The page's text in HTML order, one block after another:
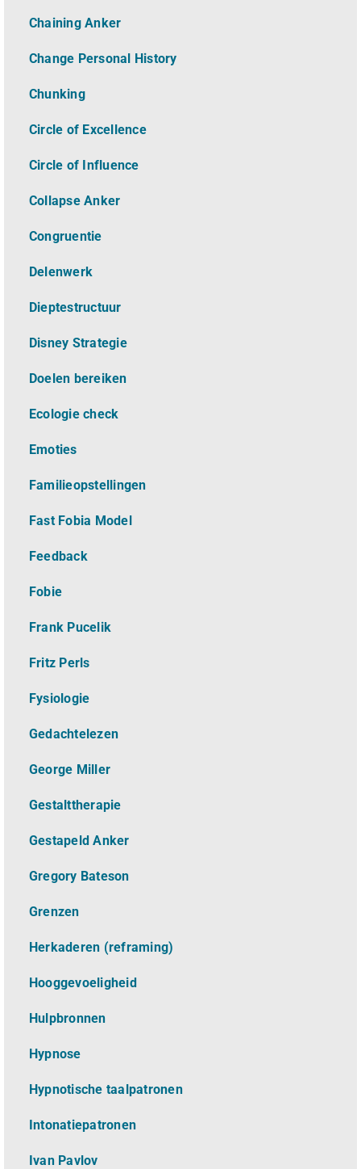
Chaining Anker
Change Personal History
Chunking
Circle of Excellence
Circle of Influence
Collapse Anker
Congruentie
Delenwerk
Dieptestructuur
Disney Strategie
Doelen bereiken
Ecologie check
Emoties
Familieopstellingen
Fast Fobia Model
Feedback
Fobie
Frank Pucelik
Fritz Perls
Fysiologie
Gedachtelezen
George Miller
Gestalttherapie
Gestapeld Anker
Gregory Bateson
Grenzen
Herkaderen (reframing)
Hooggevoeligheid
Hulpbronnen
Hypnose
Hypnotische taalpatronen
Intonatiepatronen
Ivan Pavlov